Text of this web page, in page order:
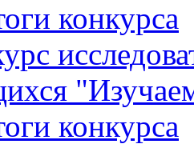
конкурса
конкурса